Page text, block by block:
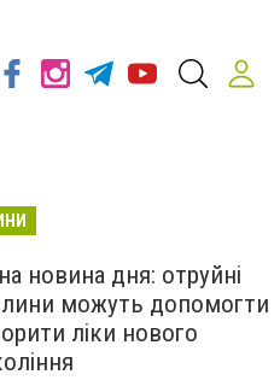
новина дня: отруйні
можуть допомогти
ліки нового